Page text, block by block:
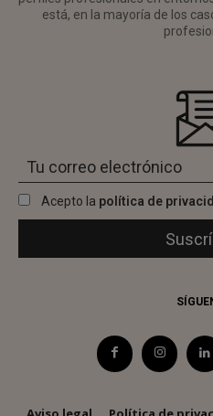
está, en la mayoría de los
Acepto la política de